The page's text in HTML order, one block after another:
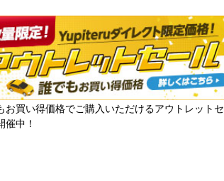
お買い得価格でご購入いただけるアウトレットセ
催中！